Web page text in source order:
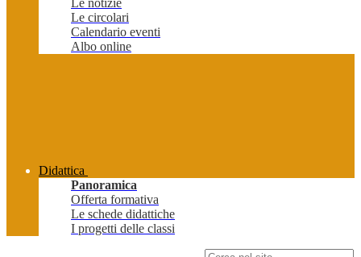
Le notizie
Le circolari
Calendario eventi
Albo online
Didattica
Panoramica
Offerta formativa
Le schede didattiche
I progetti delle classi